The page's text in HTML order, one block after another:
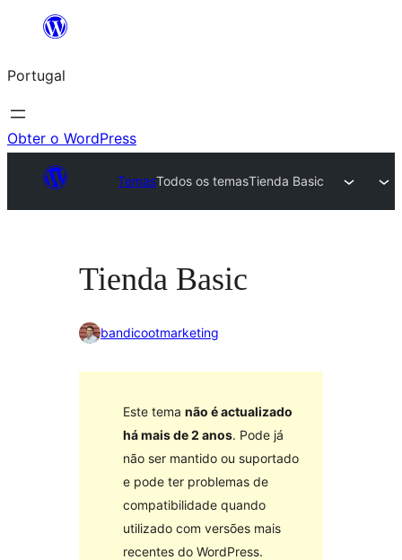
Saltar
o
conteúdo
Portugal
Obter o WordPress
TemasTodos os temasTienda Basic
Tienda Basic
bandicootmarketing
Este tema não é actualizado
há mais de 2 anos. Pode já
não ser mantido ou suportado
e pode ter problemas de
compatibilidade quando
utilizado com versões mais
recentes do WordPress.